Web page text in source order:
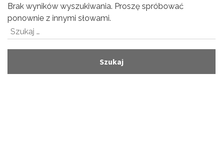
Brak wyników wyszukiwania. Proszę spróbować
ponownie z innymi słowami.
Szukaj: